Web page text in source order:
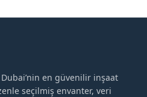
Dubai’nin en güvenilir inşaat
seçilmiş envanter, veri